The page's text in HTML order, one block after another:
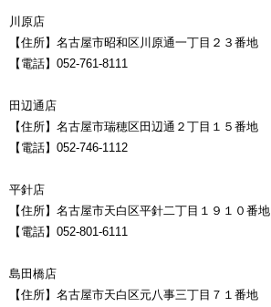
川原店
【住所】名古屋市昭和区川原通一丁目２３番地
【電話】052-761-8111
田辺通店
【住所】名古屋市瑞穂区田辺通２丁目１５番地
【電話】052-746-1112
平針店
【住所】名古屋市天白区平針二丁目１９１０番地
【電話】052-801-6111
島田橋店
【住所】名古屋市天白区元八事三丁目７１番地